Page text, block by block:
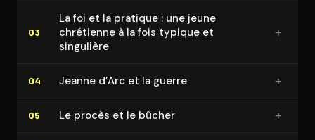
03
La foi et la pratique : une jeune
chrétienne à la fois typique et
singulière
+
04 Jeanne d’Arc et la guerre +
05 Le procès et le bûcher +